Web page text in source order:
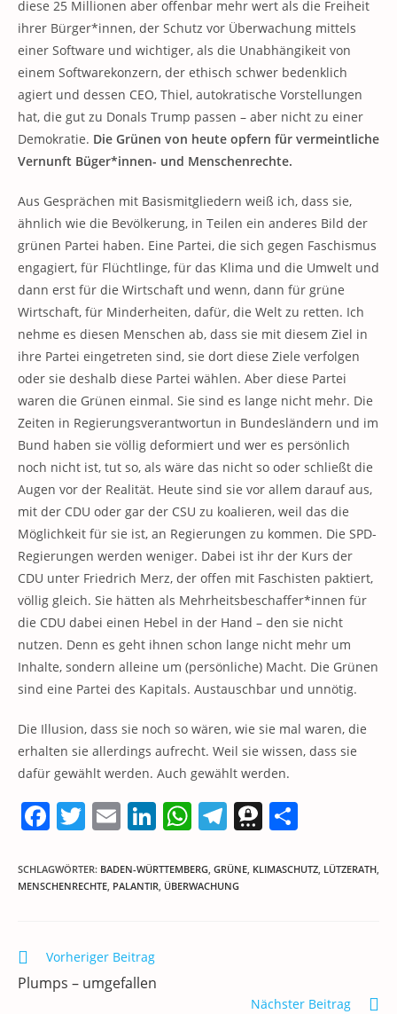
diese 25 Millionen aber offenbar mehr wert als die Freiheit
ihrer Bürger*innen, der Schutz vor Überwachung mittels
einer Software und wichtiger, als die Unabhängikeit von
einem Softwarekonzern, der ethisch schwer bedenklich
agiert und dessen CEO, Thiel, autokratische Vorstellungen
hat, die gut zu Donals Trump passen – aber nicht zu einer
Demokratie. Die Grünen von heute opfern für vermeintliche
Vernunft Büger*innen- und Menschenrechte.
Aus Gesprächen mit Basismitgliedern weiß ich, dass sie,
ähnlich wie die Bevölkerung, in Teilen ein anderes Bild der
grünen Partei haben. Eine Partei, die sich gegen Faschismus
engagiert, für Flüchtlinge, für das Klima und die Umwelt und
dann erst für die Wirtschaft und wenn, dann für grüne
Wirtschaft, für Minderheiten, dafür, die Welt zu retten. Ich
nehme es diesen Menschen ab, dass sie mit diesem Ziel in
ihre Partei eingetreten sind, sie dort diese Ziele verfolgen
oder sie deshalb diese Partei wählen. Aber diese Partei
waren die Grünen einmal. Sie sind es lange nicht mehr. Die
Zeiten in Regierungsverantwortun in Bundesländern und im
Bund haben sie völlig deformiert und wer es persönlich
noch nicht ist, tut so, als wäre das nicht so oder schließt die
Augen vor der Realität. Heute sind sie vor allem darauf aus,
mit der CDU oder gar der CSU zu koalieren, weil das die
Möglichkeit für sie ist, an Regierungen zu kommen. Die SPD-
Regierungen werden weniger. Dabei ist ihr der Kurs der
CDU unter Friedrich Merz, der offen mit Faschisten paktiert,
völlig gleich. Sie hätten als Mehrheitsbeschaffer*innen für
die CDU dabei einen Hebel in der Hand – den sie nicht
nutzen. Denn es geht ihnen schon lange nicht mehr um
Inhalte, sondern alleine um (persönliche) Macht. Die Grünen
sind eine Partei des Kapitals. Austauschbar und unnötig.
Die Illusion, dass sie noch so wären, wie sie mal waren, die
erhalten sie allerdings aufrecht. Weil sie wissen, dass sie
dafür gewählt werden. Auch gewählt werden.
F
c
e
o
o
T
itt
er
E
ai
l
Li
k
e
W
at
s
T
e
gr
T
re le
SCHLAGWÖRTER: BADEN-WÜRTTEMBERG, GRÜNE, KLIMASCHUTZ, LÜTZERATH,
MENSCHENRECHTE, PALANTIR, ÜBERWACHUNG
Weitere
Artikel
ansehen
Vorheriger Beitrag
Plumps – umgefallen
Nächster Beitrag